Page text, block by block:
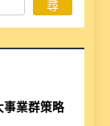
尋
業群策略